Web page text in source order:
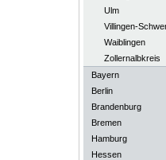
Ulm
Villingen-
Waiblingen
Zollernalbkreis
Bayern
Berlin
Brandenburg
Bremen
Hamburg
Hessen